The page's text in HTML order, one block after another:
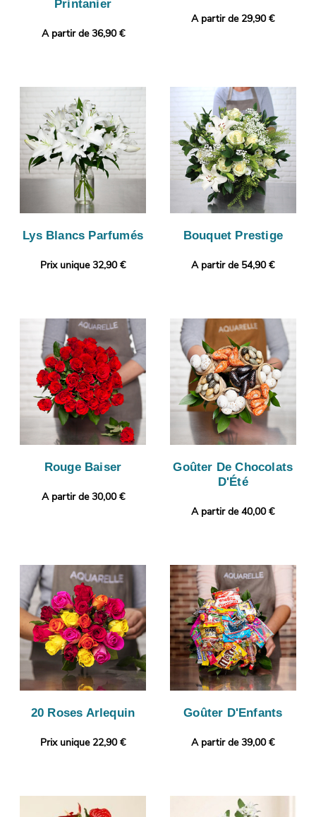
Printanier
A partir de 36,90 €
A partir de 29,90 €
Lys Blancs Parfumés
Prix unique 32,90 €
Bouquet Prestige
A partir de 54,90 €
Rouge Baiser
A partir de 30,00 €
Goûter De Chocolats
D'Été
A partir de 40,00 €
20 Roses Arlequin
Prix unique 22,90 €
Goûter D'Enfants
A partir de 39,00 €